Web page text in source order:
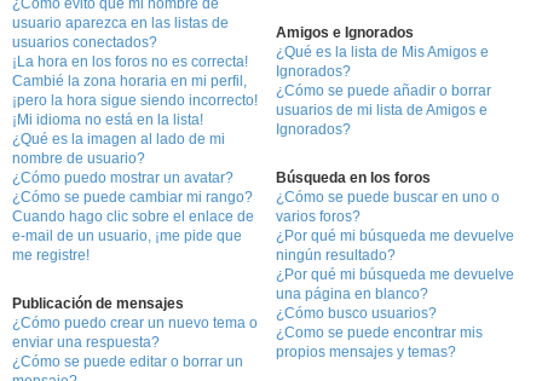
¿Cómo evito que mi nombre de
usuario aparezca en las listas de
usuarios conectados?
¡La hora en los foros no es correcta!
Cambié la zona horaria en mi perfil,
¡pero la hora sigue siendo incorrecto!
¡Mi idioma no está en la lista!
¿Qué es la imagen al lado de mi
nombre de usuario?
¿Cómo puedo mostrar un avatar?
¿Cómo se puede cambiar mi rango?
Cuando hago clic sobre el enlace de
e-mail de un usuario, ¡me pide que
me registre!
Publicación de mensajes
¿Cómo puedo crear un nuevo tema o
enviar una respuesta?
¿Cómo se puede editar o borrar un
Amigos e Ignorados
¿Qué es la lista de Mis Amigos e
Ignorados?
¿Cómo se puede añadir o borrar
usuarios de mi lista de Amigos e
Ignorados?
Búsqueda en los foros
¿Cómo se puede buscar en uno o
varios foros?
¿Por qué mi búsqueda me devuelve
ningún resultado?
¿Por qué mi búsqueda me devuelve
una página en blanco?
¿Cómo busco usuarios?
¿Como se puede encontrar mis
propios mensajes y temas?